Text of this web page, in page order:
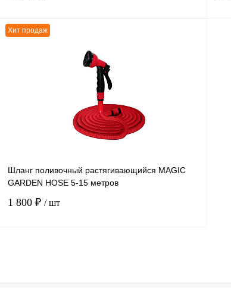
наличии
Хит продаж
Шланг поливочный растягивающийся MAGIC
GARDEN HOSE 5-15 метров
1 800 ₽ / шт
К сравнению